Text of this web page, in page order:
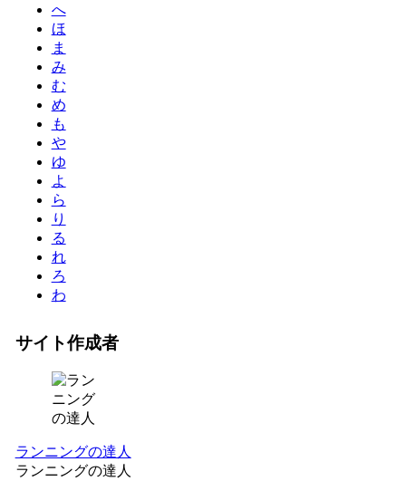
へ
ほ
ま
み
む
め
も
や
ゆ
よ
ら
り
る
れ
ろ
わ
サイト作成者
ランニングの達人
ランニングの達人